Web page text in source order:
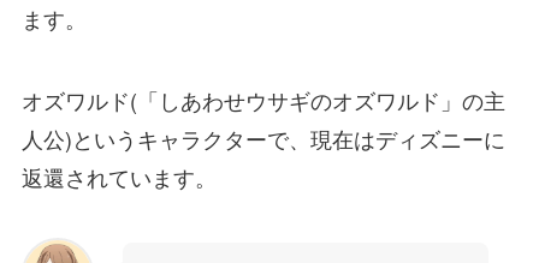
ます。
オズワルド(「しあわせウサギのオズワルド」の主
人公)というキャラクターで、現在はディズニーに
返還されています。